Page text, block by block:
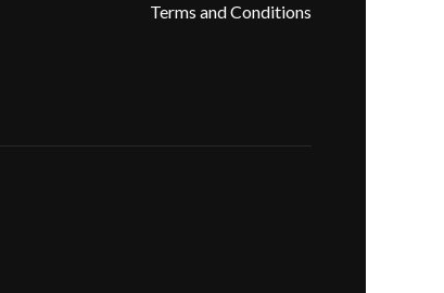
Terms and Conditions